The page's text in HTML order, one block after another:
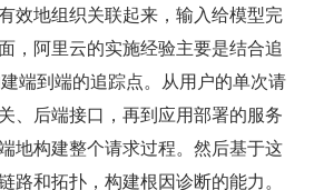
效地组织关联起来，输入给模型完
，阿里云的实施经验主要是结合追
端到端的追踪点。从用户的单次请
、后端接口，再到应用部署的服务
地构建整个请求过程。然后基于这
路和拓扑，构建根因诊断的能力。